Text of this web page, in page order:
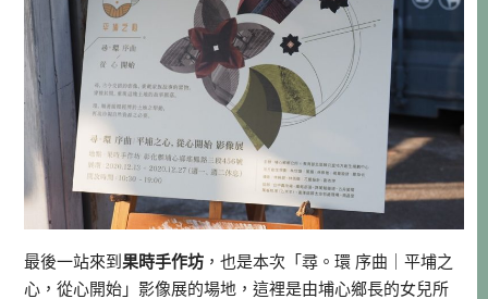
最後一站來到 果時手作坊 ，也是本次「尋。環 序曲｜平埔之
心，從心開始」影像展的場地，這裡是由埔心鄉長的女兒所